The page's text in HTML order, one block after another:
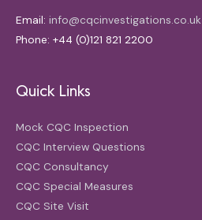
Email: info@cqcinvestigations.co.uk
Phone: +44 (0)121 821 2200
Quick Links
Mock CQC Inspection
CQC Interview Questions
CQC Consultancy
CQC Special Measures
CQC Site Visit